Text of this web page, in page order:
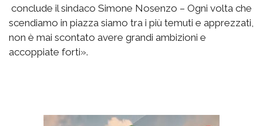
conclude il sindaco Simone Nosenzo – Ogni volta che
scendiamo in piazza siamo tra i più temuti e apprezzati,
non è mai scontato avere grandi ambizioni e
accoppiate forti».